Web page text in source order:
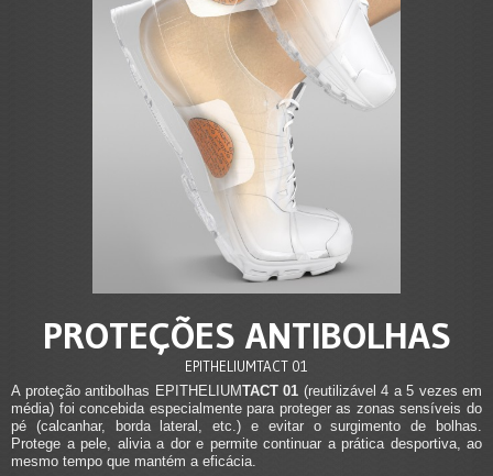
PROTEÇÕES ANTIBOLHAS
EPITHELIUMTACT 01
A proteção antibolhas EPITHELIUMTACT 01 (reutilizável 4 a 5 vezes em
média) foi concebida especialmente para proteger as zonas sensíveis do
pé (calcanhar, borda lateral, etc.) e evitar o surgimento de bolhas.
Protege a pele, alivia a dor e permite continuar a prática desportiva, ao
mesmo tempo que mantém a eficácia.